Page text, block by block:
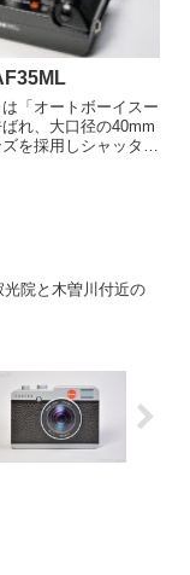
「オートボーイスー
れ、大口径の40mm
を採用しシャッター
院と木曽川付近の